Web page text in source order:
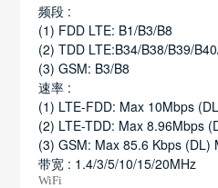
频段 :
(1) FDD LTE: B1/B3/B8
(2) TDD LTE:B34/B38/B39/
(3) GSM: B3/B8
速率 :
(1) LTE-FDD: Max 10Mbps
(2) LTE-TDD: Max 8.96Mbps
(3) GSM: Max 85.6 Kbps (DL)
带宽 : 1.4/3/5/10/15/20MHz
WiFi